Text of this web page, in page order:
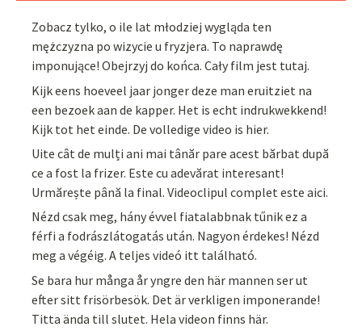
Zobacz tylko, o ile lat młodziej wygląda ten
mężczyzna po wizycie u fryzjera. To naprawdę
imponujące! Obejrzyj do końca. Cały film jest tutaj.
Kijk eens hoeveel jaar jonger deze man eruitziet na
een bezoek aan de kapper. Het is echt indrukwekkend!
Kijk tot het einde. De volledige video is hier.
Uite cât de mulți ani mai tânăr pare acest bărbat după
ce a fost la frizer. Este cu adevărat interesant!
Urmărește până la final. Videoclipul complet este aici.
Nézd csak meg, hány évvel fiatalabbnak tűnik ez a
férfi a fodrászlátogatás után. Nagyon érdekes! Nézd
meg a végéig. A teljes videó itt található.
Se bara hur många år yngre den här mannen ser ut
efter sitt frisörbesök. Det är verkligen imponerande!
Titta ända till slutet. Hela videon finns här.